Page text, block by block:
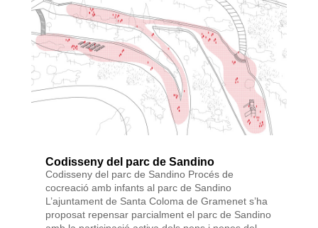
Codisseny del parc de Sandino
Codisseny del parc de Sandino Procés de
cocreació amb infants al parc de Sandino
L’ajuntament de Santa Coloma de Gramenet s’ha
proposat repensar parcialment el parc de Sandino